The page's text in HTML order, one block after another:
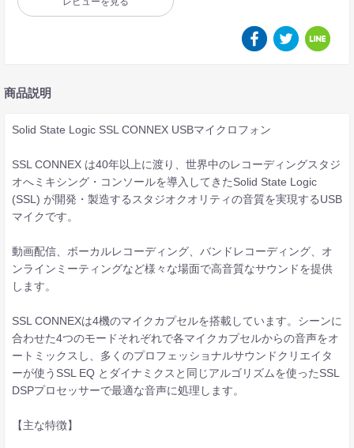
商品説明
Solid State Logic SSL CONNEX USBマイクロフォン
SSL CONNEX は40年以上に渡り、世界中のレコーディングスタジ
オへミキシング・コンソールを導入してきたSolid State Logic
(SSL) が開発・製造するスタジオクオリティの音質を実現するUSB
マイクです。
動画配信、ボーカルレコーディング、バンドレコーディング、オ
ンラインミーティングなど様々な場面で高音質なサウンドを提供
します。
SSL CONNEXは4機のマイクカプセルを搭載しています。シーンに
合わせた4つのモードそれぞれで各マイクカプセルからの音声をオ
ートミックスし、多くのプロフェッショナルサウンドクリエイタ
ーが使うSSL EQ とダイナミクスと同じアルゴリズムを使ったSSL
DSPプロセッサーで最適な音声に処理します。
【主な特徴】